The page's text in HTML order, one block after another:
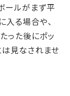
ールがまず平
入る場合や、
った後にポッ
は見なされませ